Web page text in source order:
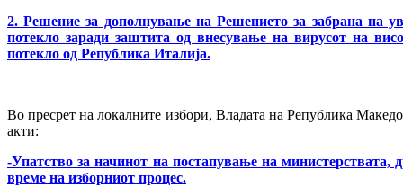
2. Решение за дополнување на Решението за забрана на
потекло заради заштита од внесување на вирусот на
потекло од Република Италија.
Во пресрет на локалните избори, Владата на Република
акти:
-Упатство за начинот на постапување на министерствата,
време на изборниот процес.